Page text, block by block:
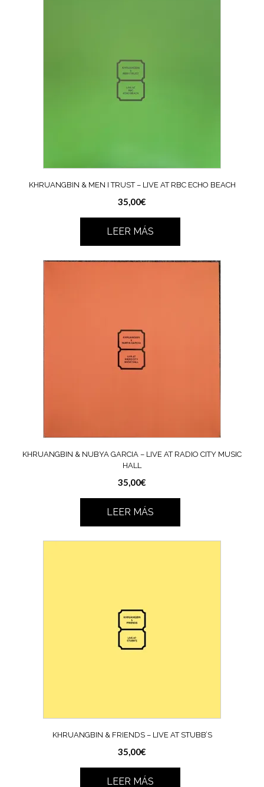
KHRUANGBIN & MEN I TRUST – LIVE AT RBC ECHO BEACH
35,00€
LEER MÁS
KHRUANGBIN & NUBYA GARCIA – LIVE AT RADIO CITY MUSIC
HALL
35,00€
LEER MÁS
KHRUANGBIN & FRIENDS – LIVE AT STUBB’S
35,00€
LEER MÁS